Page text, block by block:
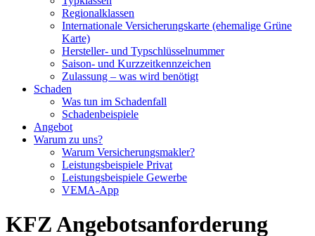
Regionalklassen
Internationale Versicherungskarte (ehemalige Grüne
Karte)
Hersteller- und Typschlüsselnummer
Saison- und Kurzzeitkennzeichen
Zulassung – was wird benötigt
Schaden
Was tun im Schadenfall
Schadenbeispiele
Angebot
Warum zu uns?
Warum Versicherungsmakler?
Leistungsbeispiele Privat
Leistungsbeispiele Gewerbe
VEMA-App
KFZ Angebotsanforderung